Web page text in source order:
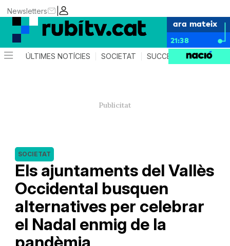
|
Newsletters
ara mateix
21:38
ÚLTIMES NOTÍCIES SOCIETAT SUCCESSOS
Els ajuntaments del Vallès
Occidental busquen
alternatives per celebrar
el Nadal enmig de la
SOCIETAT